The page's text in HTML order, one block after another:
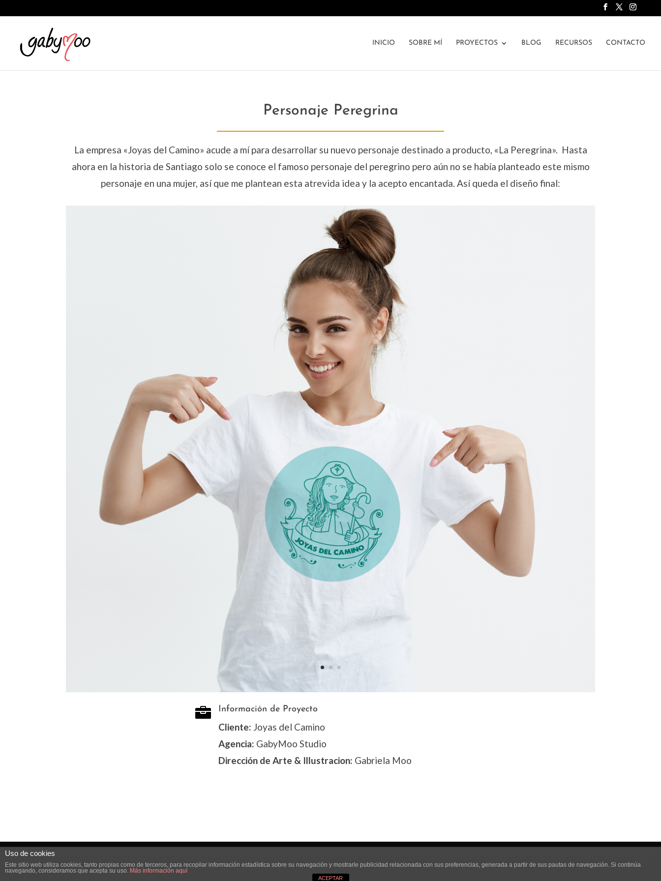
INICIO SOBRE MÍ PROYECTOS BLOG RECURSOS CONTACTO
Personaje Peregrina
La empresa «Joyas del Camino» acude a mí para desarrollar su nuevo personaje destinado a producto, «La Peregrina». Hasta
ahora en la historia de Santiago solo se conoce el famoso personaje del peregrino pero aún no se había planteado este mismo
personaje en una mujer, así que me plantean esta atrevida idea y la acepto encantada. Así queda el diseño final:
 Información de Proyecto
Cliente: Joyas del Camino
Agencia: GabyMoo Studio
Dirección de Arte & Illustracion: Gabriela Moo
Uso de cookies
Este sitio web utiliza cookies, tanto propias como de terceros, para recopilar información estadística sobre su navegación y mostrarle publicidad relacionada con sus preferencias, generada a partir de sus pautas de navegación. Si continúa
navegando, consideramos que acepta su uso. Más información aquí
ACEPTAR